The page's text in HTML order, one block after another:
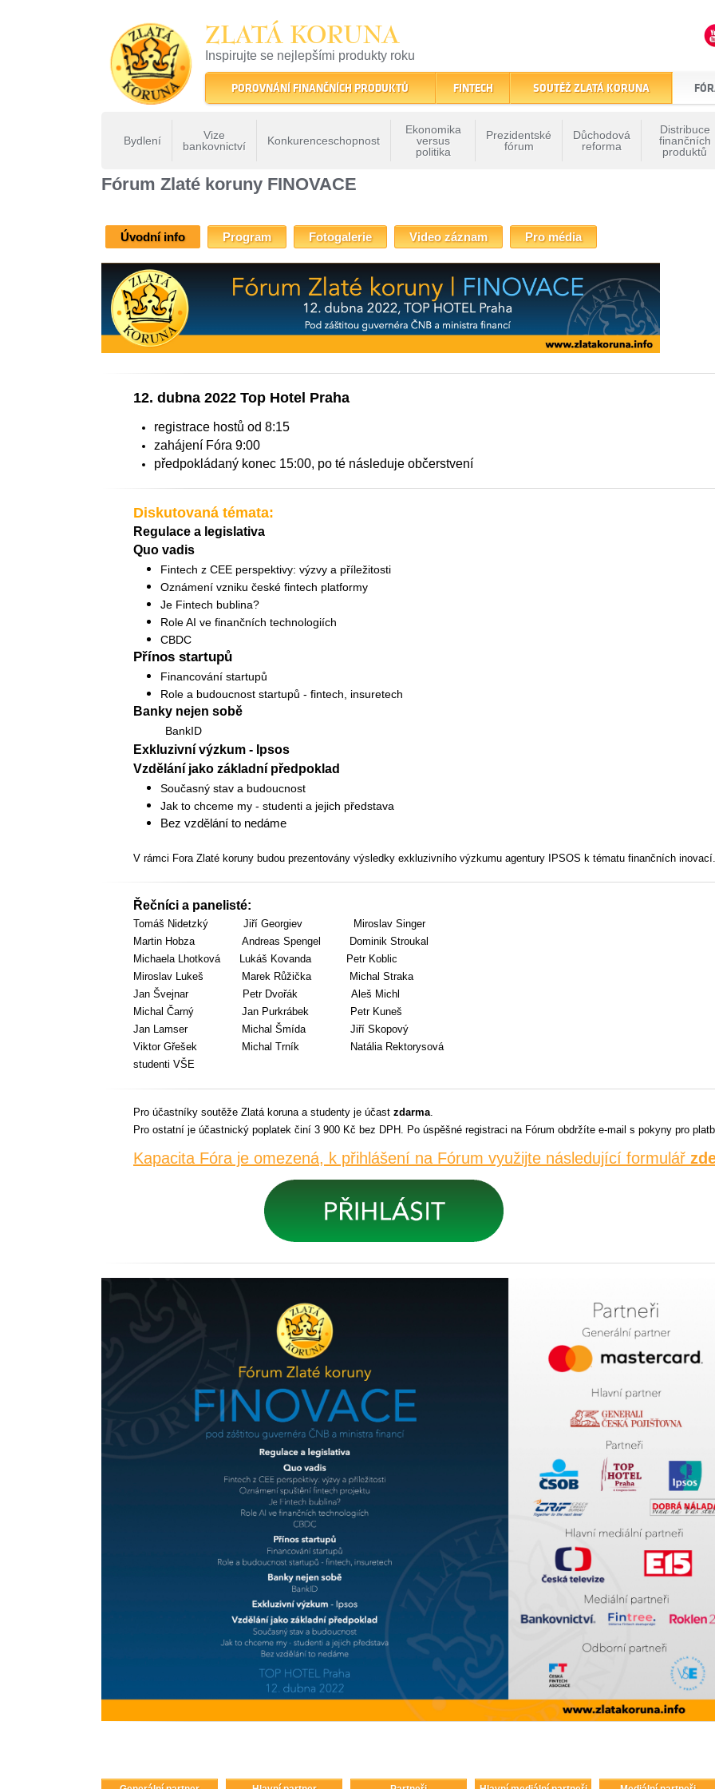
ZLATÁ KORUNA
Inspirujte se nejlepšími produkty roku
22 let tradice a kvality na finančním trhu
POROVNÁNÍ FINANČNÍCH PRODUKTŮ FINTECH SOUTĚŽ ZLATÁ KORUNA
Bydlení
Vize
bankovnictví
Konkurenceschopnost
Ekonomika
versus
politika
Prezidentské
fórum
Důchodová
reforma
Distribuce
finančních
produktů
Fórum Zlaté koruny FINOVACE
Úvodní info Program Fotogalerie Video záznam Pro média
12. dubna 2022 Top Hotel Praha
registrace hostů od 8:15
zahájení Fóra 9:00
předpokládaný konec 15:00, po té následuje občerstvení
Diskutovaná témata:
Regulace a legislativa
Quo vadis
Fintech z CEE perspektivy: výzvy a příležitosti
Oznámení vzniku české fintech platformy
Je Fintech bublina?
Role AI ve finančních technologiích
CBDC
Přínos startupů
Financování startupů
Role a budoucnost startupů - fintech, insuretech
Banky nejen sobě
BankID
Exkluzivní výzkum - Ipsos
Vzdělání jako základní předpoklad
Současný stav a budoucnost
Jak to chceme my - studenti a jejich představa
Bez vzdělání to nedáme
V rámci Fora Zlaté koruny budou prezentovány výsledky exkluzivního výzkumu agentury IPSOS k tématu finančních inovací.
Řečníci a panelisté:
Tomáš Nidetzký Jiří Georgiev Miroslav Singer
Martin Hobza Andreas Spengel Dominik Stroukal
Michaela Lhotková Lukáš Kovanda Petr Koblic
Miroslav Lukeš Marek Růžička Michal Straka
Jan Švejnar Petr Dvořák Aleš Michl
Michal Čarný Jan Purkrábek Petr Kuneš
Jan Lamser Michal Šmída Jiří Skopový
Viktor Gřešek Michal Trník Natália Rektorysová
studenti VŠE
Pro účastníky soutěže Zlatá koruna a studenty je účast zdarma.
Pro ostatní je účastnický poplatek činí 3 900 Kč bez DPH.​ Po úspěšné registraci na Fórum obdržíte e-mail s pokyny pro
Kapacita Fóra je omezená, k přihlášení na Fórum využijte následující formulář